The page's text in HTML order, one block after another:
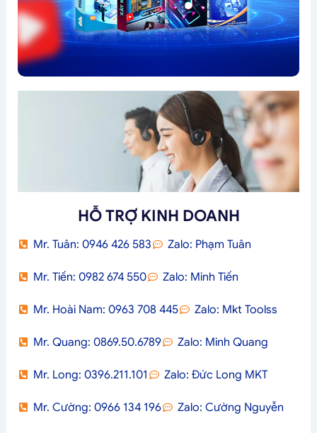
HỖ TRỢ KINH DOANH
Mr. Tuân: 0946 426 583 Zalo: Phạm Tuân
Mr. Tiến: 0982 674 550 Zalo: Minh Tiến
Mr. Hoài Nam: 0963 708 445 Zalo: Mkt Toolss
Mr. Quang: 0869.50.6789 Zalo: Minh Quang
Mr. Long: 0396.211.101 Zalo: Đức Long MKT
Mr. Cường: 0966 134 196 Zalo: Cường Nguyễn